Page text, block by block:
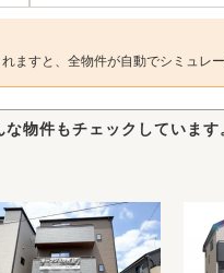
ますと、全物件が自動でシミュレ
物件もチェックしています